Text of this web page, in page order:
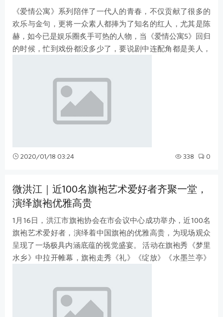
《爱情公寓》系列陪伴了一代人的青春，不仅贡献了很多的
欢乐与金句，更将一众素人都捧为了知名的红人，尤其是陈
赫，如今已是娱乐圈炙手可热的人物，当《爱情公寓5》回归
的时候，忙到戏份都没多少了，要说剧中连配角都是美人，
2020/01/18 03:24 338 0
微洪江｜近100名旗袍艺术爱好者齐聚一堂，
演绎旗袍优雅高贵
1月16日，洪江市旗袍协会在市会议中心成功举办，近100名
旗袍艺术爱好者，演绎着中国旗袍的优雅高贵，为现场观众
呈现了一场极具内涵底蕴的视觉盛宴。 活动在旗袍秀《梦里
水乡》中拉开帷幕，旗袍走秀《礼》《绽放》《水墨兰亭》